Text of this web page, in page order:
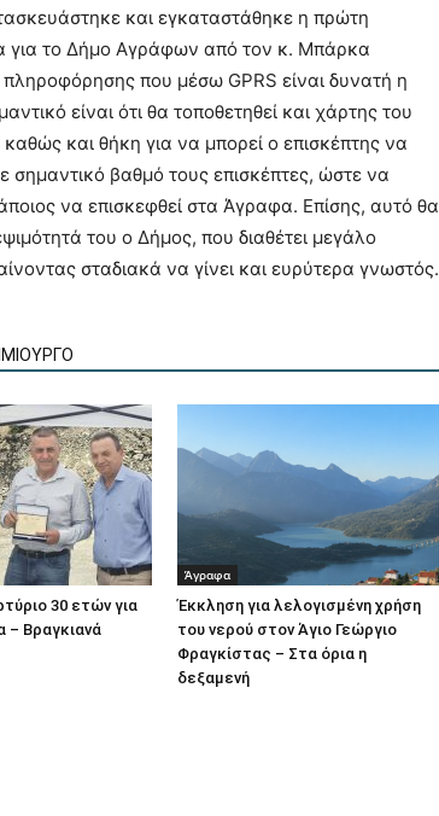
και εγκαταστάθηκε η πρώτη
για το Δήμο Αγράφων από τον κ. Μπάρκα
που μέσω GPRS είναι δυνατή η
είναι ότι θα τοποθετηθεί και χάρτης του
και θήκη για να μπορεί ο επισκέπτης να
σημαντικό βαθμό τους επισκέπτες, ώστε να
να επισκεφθεί στα Άγραφα. Επίσης, αυτό θα
του ο Δήμος, που διαθέτει μεγάλο
σταδιακά να γίνει και ευρύτερα γνωστός.
30 ετών για
– Βραγκιανά
Άγραφα
Έκκληση για λελογισμένη χρήση
του νερού στον Άγιο Γεώργιο
Φραγκίστας – Στα όρια η
δεξαμενή